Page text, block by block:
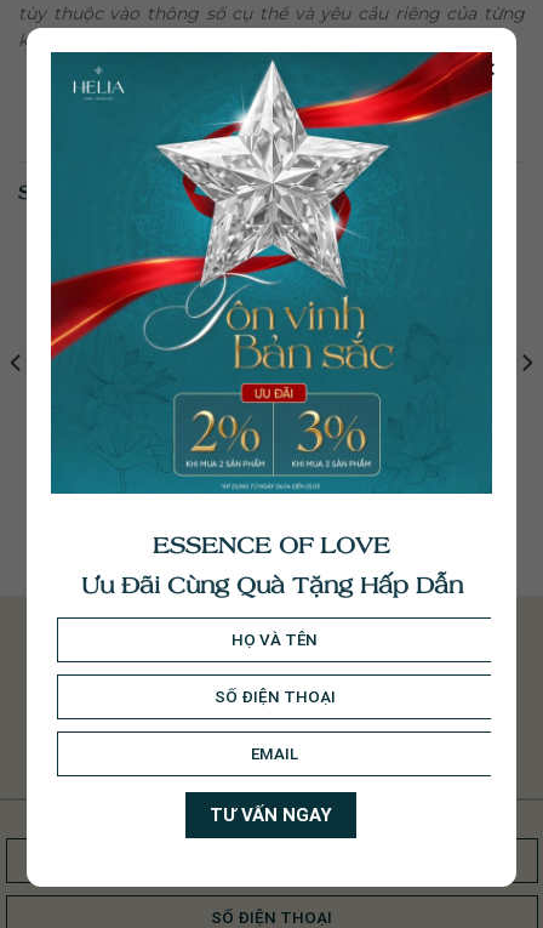
tùy thuộc vào thông số cụ thể và yêu cầu riêng của từng
khách hàng.
SẢN PHẨM TƯƠNG TỰ
Bông Tai Kim Cương
52.700.000₫
Bông Tai Kim Cương
25.100.000
NHẬN TƯ VẤN TỪ HELIA
Đăng ký ngay để nhận tư vấn từ chúng tôi.
×
ESSENCE OF LOVE
Ưu Đãi Cùng Quà Tặng Hấp Dẫn